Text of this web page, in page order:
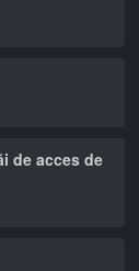
de acces de